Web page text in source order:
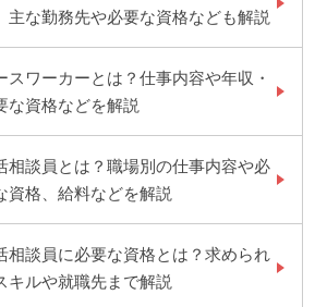
主な勤務先や必要な資格なども解説
スワーカーとは？仕事内容や年収・
な資格などを解説
相談員とは？職場別の仕事内容や必
資格、給料などを解説
相談員に必要な資格とは？求められ
キルや就職先まで解説